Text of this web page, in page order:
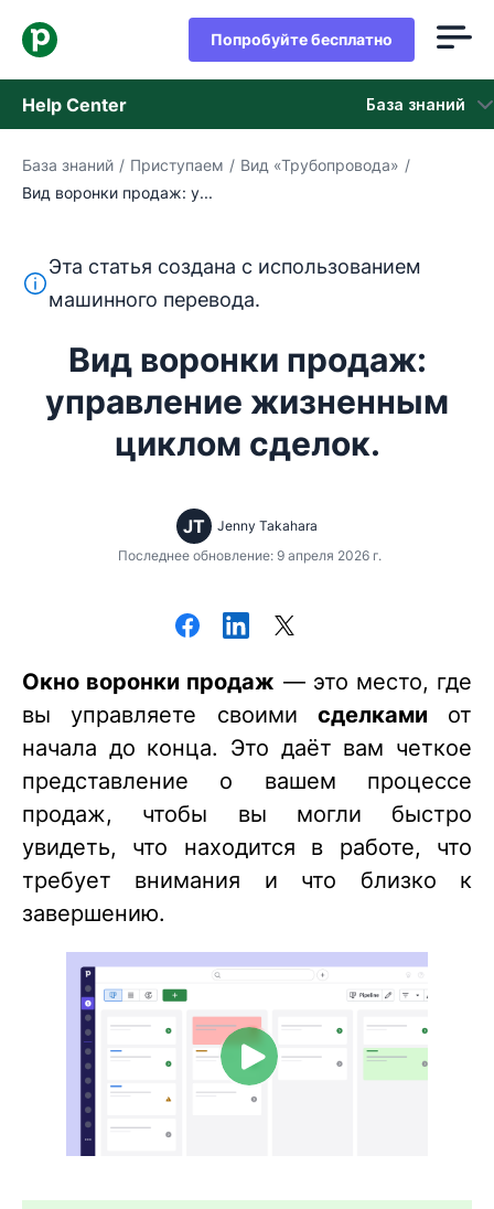
Попробуйте бесплатно
Help Center База знаний
База знаний
обращайтесь в службу поддержки
База знаний / Приступаем / Вид «Трубопровода» /
Вид воронки продаж: у...
Этот текст переведен с английского языка с
Эта статья создана с использованием
машинного перевода.
Вид воронки продаж:
управление жизненным
циклом сделок.
JT
Jenny Takahara
Последнее обновление: 9 апреля 2026 г.
Окно воронки продаж — это место, где
вы управляете своими сделками от
начала до конца. Это даёт вам четкое
представление о вашем процессе
продаж, чтобы вы могли быстро
увидеть, что находится в работе, что
требует внимания и что близко к
завершению.